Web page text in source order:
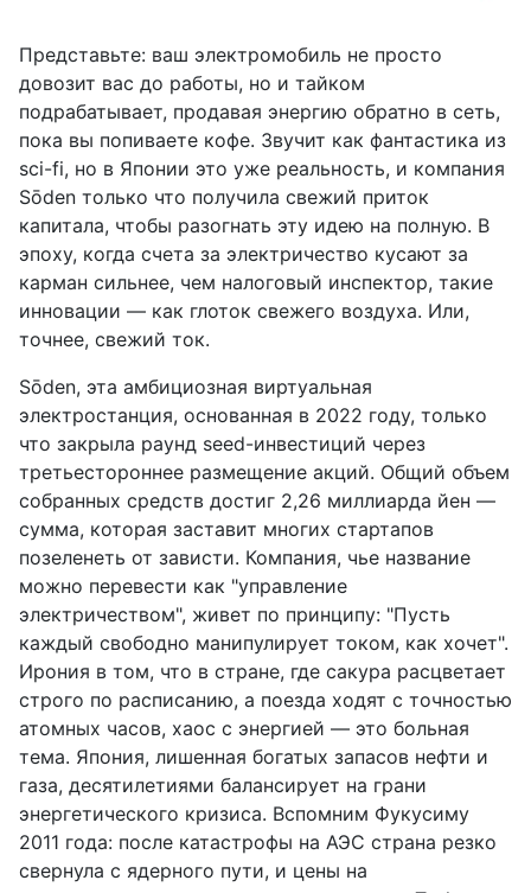
Представьте: ваш электромобиль не просто
довозит вас до работы, но и тайком
подрабатывает, продавая энергию обратно в сеть,
пока вы попиваете кофе. Звучит как фантастика из
sci-fi, но в Японии это уже реальность, и компания
Sōden только что получила свежий приток
капитала, чтобы разогнать эту идею на полную. В
эпоху, когда счета за электричество кусают за
карман сильнее, чем налоговый инспектор, такие
инновации — как глоток свежего воздуха. Или,
точнее, свежий ток.
Sōden, эта амбициозная виртуальная
электростанция, основанная в 2022 году, только
что закрыла раунд seed-инвестиций через
третьестороннее размещение акций. Общий объем
собранных средств достиг 2,26 миллиарда йен —
сумма, которая заставит многих стартапов
позеленеть от зависти. Компания, чье название
можно перевести как "управление
электричеством", живет по принципу: "Пусть
каждый свободно манипулирует током, как хочет".
Ирония в том, что в стране, где сакура расцветает
строго по расписанию, а поезда ходят с точностью
атомных часов, хаос с энергией — это больная
тема. Япония, лишенная богатых запасов нефти и
газа, десятилетиями балансирует на грани
энергетического кризиса. Вспомним Фукусиму
2011 года: после катастрофы на АЭС страна резко
свернула с ядерного пути, и цены на